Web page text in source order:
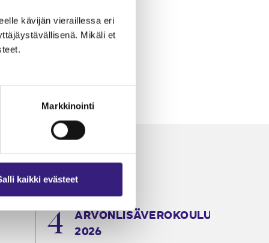
kävijän vieraillessa eri
Mikäli et
Markkinointi
kaikki evästeet
ARVONLISÄVEROKOULU
2026